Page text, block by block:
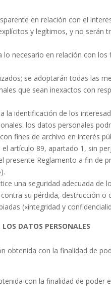
en relación con el
y legítimos, y no serán
necesario en relación con
se adoptarán todas las
que sean inexactos con
la identificación de los
los datos personales
fines de archivo en interés
artículo 89, apartado 1, sin
presente Reglamento a fin de
una seguridad adecuada de
su pérdida, destrucción o
(«integridad y
DATOS PERSONALES
obtenida con la finalidad de
con la finalidad de poder